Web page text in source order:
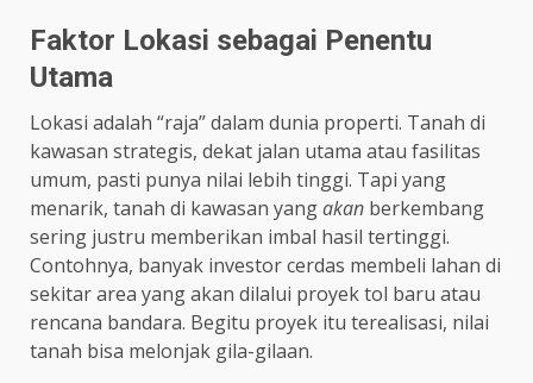
Faktor Lokasi sebagai Penentu
Utama
Lokasi adalah “raja” dalam dunia properti. Tanah di
kawasan strategis, dekat jalan utama atau fasilitas
umum, pasti punya nilai lebih tinggi. Tapi yang
menarik, tanah di kawasan yangakan berkembang
sering justru memberikan imbal hasil tertinggi.
Contohnya, banyak investor cerdas membeli lahan di
sekitar area yang akan dilalui proyek tol baru atau
rencana bandara. Begitu proyek itu terealisasi, nilai
tanah bisa melonjak gila-gilaan.